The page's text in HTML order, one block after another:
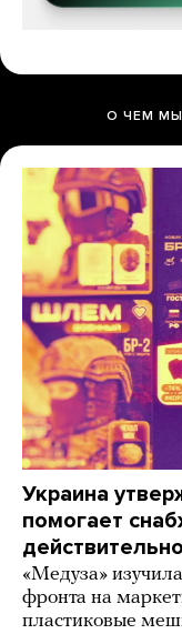
О ЧЕМ
Украина
помогает
«Медуза»
фронта на
пластиковые